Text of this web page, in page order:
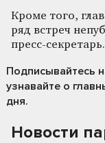
Кроме того,
ряд встреч
пресс-секретарь.
Подписывайтесь
узнавайте о
дня.
Новости